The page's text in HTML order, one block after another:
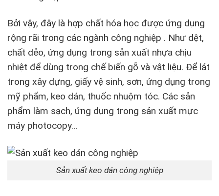
Bởi vậy, đây là hợp chất hóa học được ứng dụng
rộng rãi trong các ngành công nghiệp . Như dệt,
chất dẻo, ứng dụng trong sản xuất nhựa chịu
nhiệt để dùng trong chế biến gỗ và vật liệu. Để lát
trong xây dựng, giấy vệ sinh, sơn, ứng dụng trong
mỹ phẩm, keo dán, thuốc nhuộm tóc. Các sản
phẩm làm sạch, ứng dụng trong sản xuất mực
máy photocopy…
Sản xuất keo dán công nghiệp